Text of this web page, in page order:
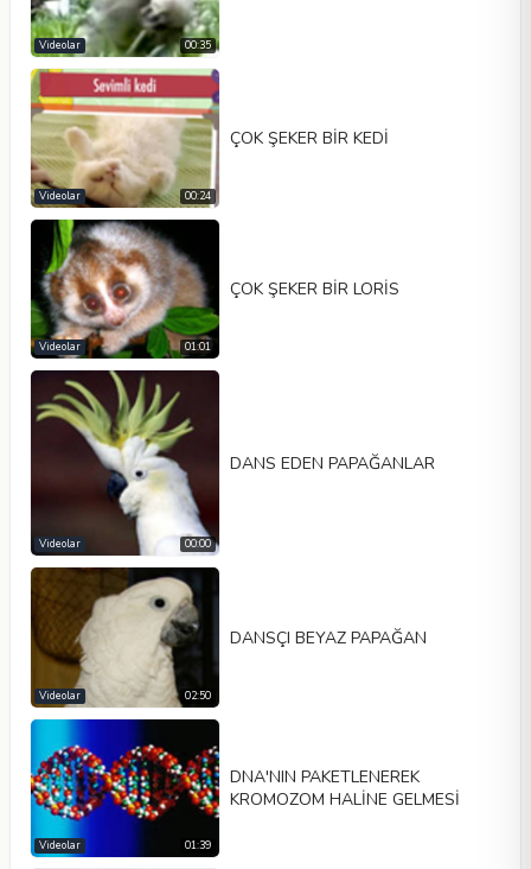
00:35
Videolar
00:24
Videolar
ÇOK ŞEKER BİR KEDİ
01:01
Videolar
ÇOK ŞEKER BİR LORİS
00:00
Videolar
DANS EDEN PAPAĞANLAR
02:50
Videolar
DANSÇI BEYAZ PAPAĞAN
01:39
Videolar
DNA'NIN PAKETLENEREK
KROMOZOM HALİNE GELMESİ